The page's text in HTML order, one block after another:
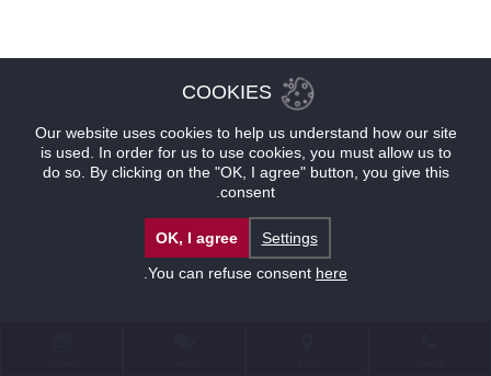
COOKIES
Our website uses cookies to help us understand how our site
is used. In order for us to use cookies, you must allow us to
do so. By clicking on the "OK, I agree" button, you give this
consent.
Settings
OK, I agree
You can refuse consent here
.